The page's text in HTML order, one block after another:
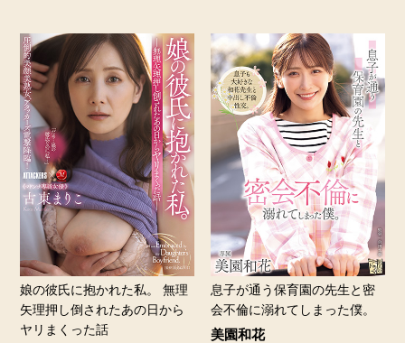
娘の彼氏に抱かれた私。 無理
矢理押し倒されたあの日から
ヤリまくった話
息子が通う保育園の先生と密
会不倫に溺れてしまった僕。
美園和花